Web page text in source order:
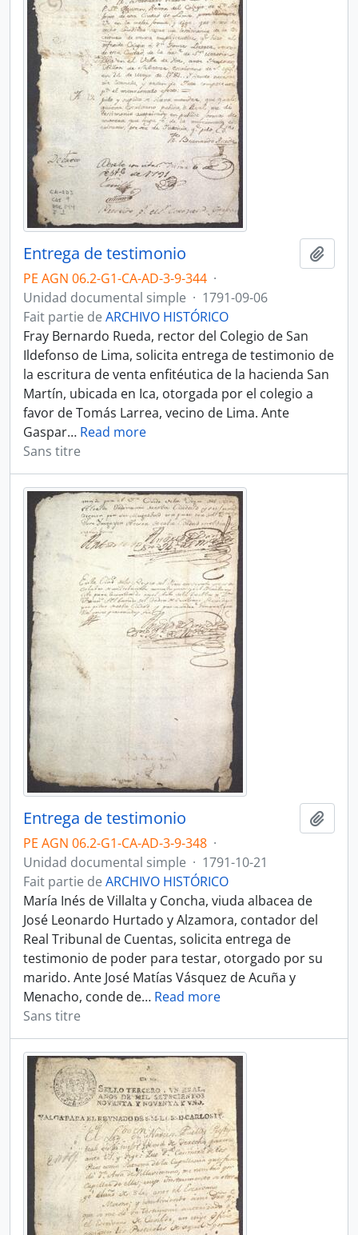
Entrega de testimonio
PE AGN 06.2-G1-CA-AD-3-9-344 ·
Unidad documental simple · 1791-09-06
Fait partie de ARCHIVO HISTÓRICO
Fray Bernardo Rueda, rector del Colegio de San
Ildefonso de Lima, solicita entrega de testimonio de
la escritura de venta enfitéutica de la hacienda San
Martín, ubicada en Ica, otorgada por el colegio a
favor de Tomás Larrea, vecino de Lima. Ante
Gaspar… Read more
Sans titre
Entrega de testimonio
PE AGN 06.2-G1-CA-AD-3-9-348 ·
Unidad documental simple · 1791-10-21
Fait partie de ARCHIVO HISTÓRICO
María Inés de Villalta y Concha, viuda albacea de
José Leonardo Hurtado y Alzamora, contador del
Real Tribunal de Cuentas, solicita entrega de
testimonio de poder para testar, otorgado por su
marido. Ante José Matías Vásquez de Acuña y
Menacho, conde de… Read more
Sans titre